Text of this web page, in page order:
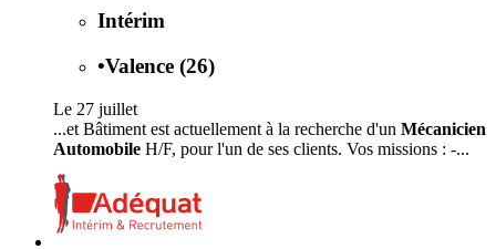
Intérim
•Valence (26)
Le 27 juillet
...et Bâtiment est actuellement à la recherche d'un Mécanicien
Automobile H/F, pour l'un de ses clients. Vos missions : -...